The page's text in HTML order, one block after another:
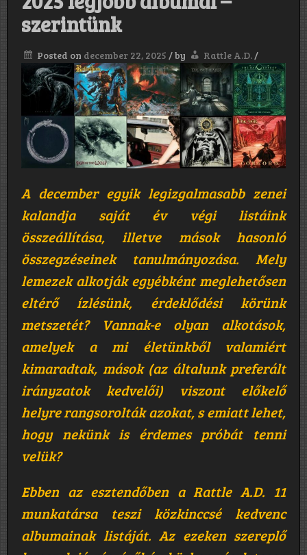
szerintünk
Posted on december 22, 2025 /by Rattle A.D./
A december egyik legizgalmasabb zenei
kalandja saját év végi listáink
összeállítása, illetve mások hasonló
összegzéseinek tanulmányozása. Mely
lemezek alkotják egyébként meglehetősen
eltérő ízlésünk, érdeklődési körünk
metszetét? Vannak-e olyan alkotások,
amelyek a mi életünkből valamiért
kimaradtak, mások (az általunk preferált
irányzatok kedvelői) viszont előkelő
helyre rangsorolták azokat, s emiatt lehet,
hogy nekünk is érdemes próbát tenni
velük?
Ebben az esztendőben a Rattle A.D. 11
munkatársa teszi közkinccsé kedvenc
albumainak listáját. Az ezeken szereplő